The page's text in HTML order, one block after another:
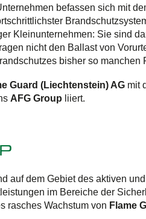
befassen sich mit
Kleinunternehmen: Sie sind
nicht den Ballast von
bisher so manchen
Guard (Liechtenstein) AG mit
AFG Group liiert.
auf dem Gebiet des aktiven
im Bereiche der
rasches Wachstum von Flame